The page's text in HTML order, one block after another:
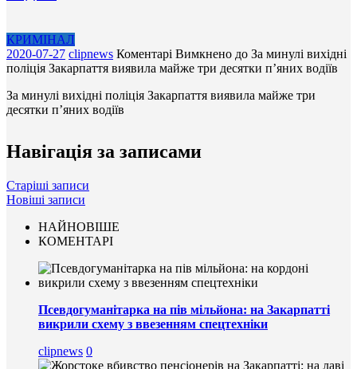
КРИМІНАЛ
2020-07-27 clipnews Коментарі Вимкнено до За минулі вихідні
поліція Закарпаття виявила майже три десятки п’яних водіїв
За минулі вихідні поліція Закарпаття виявила майже три
десятки п’яних водіїв
Навігація за записами
Старіші записи
Новіші записи
НАЙНОВІШЕ
КОМЕНТАРІ
Псевдогуманітарка на пів мільйона: на Закарпатті
викрили схему з ввезенням спецтехніки
clipnews 0